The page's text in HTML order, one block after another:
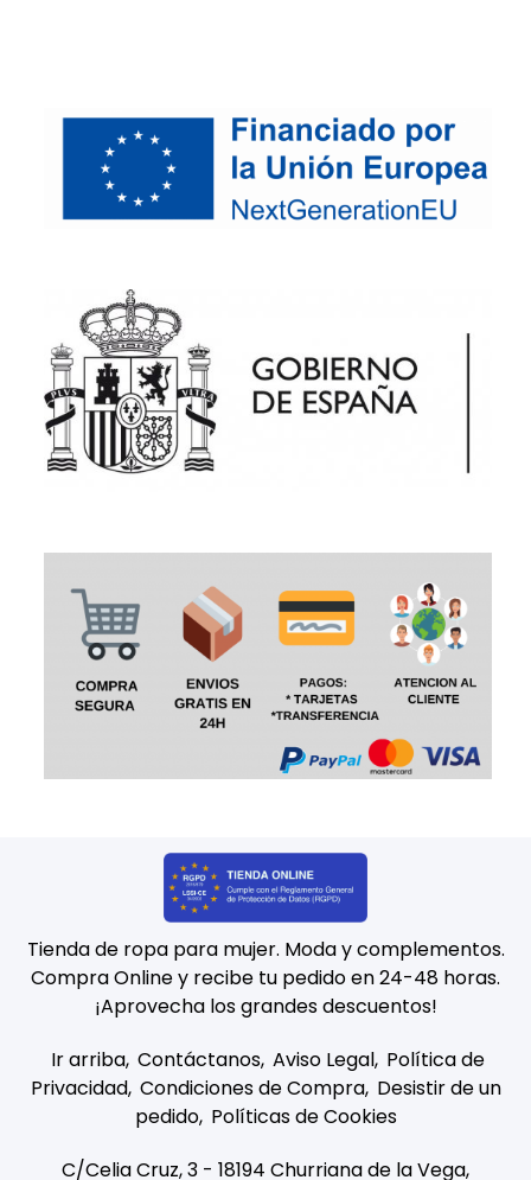
Tienda de ropa para mujer. Moda y complementos.
Compra Online y recibe tu pedido en 24-48 horas.
¡Aprovecha los grandes descuentos!
Ir arriba Contáctanos Aviso Legal Política de
Privacidad Condiciones de Compra Desistir de un
pedido Políticas de Cookies
C/Celia Cruz, 3 - 18194 Churriana de la Vega,